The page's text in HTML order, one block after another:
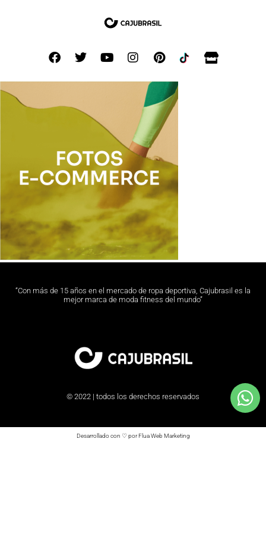
“Con más de 15 años en el mercado de ropa deportiva, Cajubrasil es la
mejor marca de moda fitness del mundo”
© 2022 | todos los derechos reservados
Desarrollado con ♡ por Flua Web Marketing